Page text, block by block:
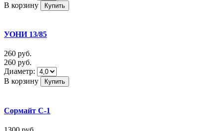
В корзину
УОНИ 13/85
260 руб.
260 руб.
Диаметр:
В корзину
Сормайт С-1